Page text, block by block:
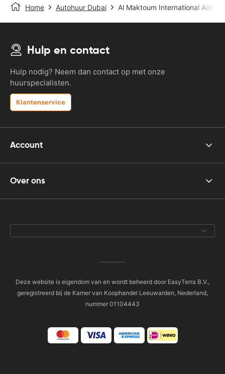
Home Autohuur Dubai Al Maktoum International Airport
Hulp en contact
Hulp nodig? Neem dan contact op met onze
huurspecialisten.
Klantenservice
Account
Over ons
Deze website is eigendom van en wordt beheerd door EasyTerra B.V.,
geregistreerd bij de Kamer van Koophandel Leeuwarden, Nederland,
nummer 01104443